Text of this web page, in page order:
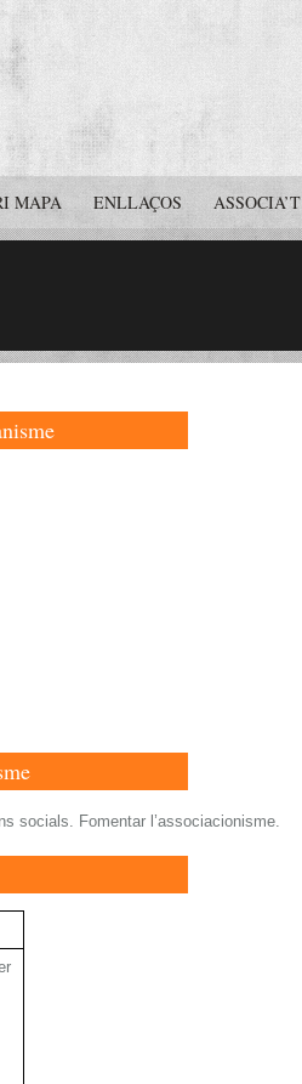
MAPA ENLLAÇOS ASSOCIA’T
socials. Fomentar l’associacionisme.